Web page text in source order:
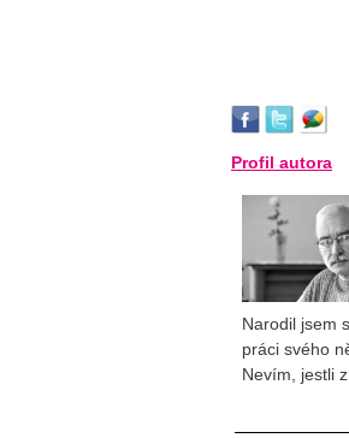
Profil autora
Narodil jsem
práci svého
Nevím, jestli